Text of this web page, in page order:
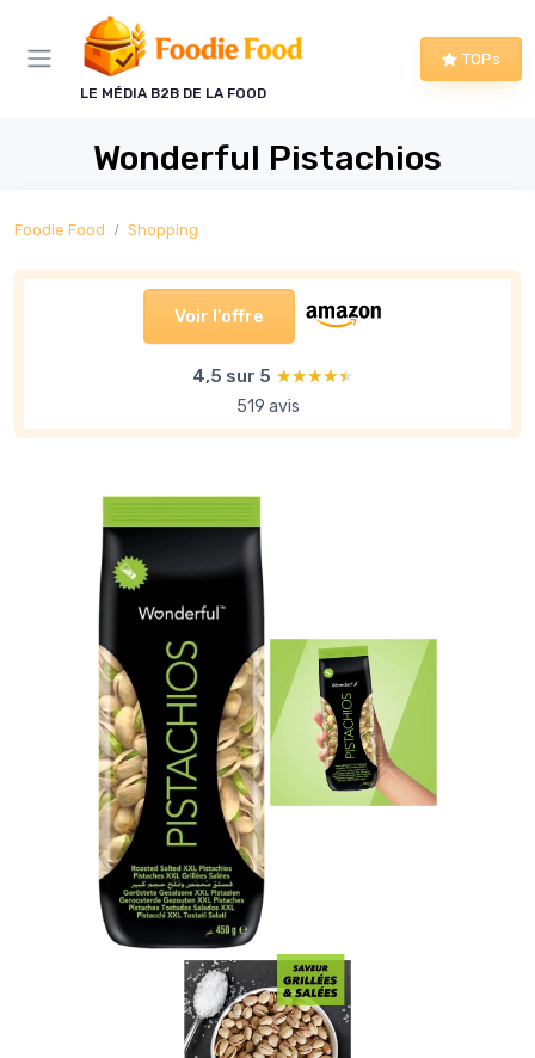
LE MÉDIA B2B DE LA FOOD
TOPs
Wonderful Pistachios
Foodie Food Shopping
Voir l'offre
4,5 sur 5 ★★★★★
★★★★★
519 avis
Panneau de gestion des cookies